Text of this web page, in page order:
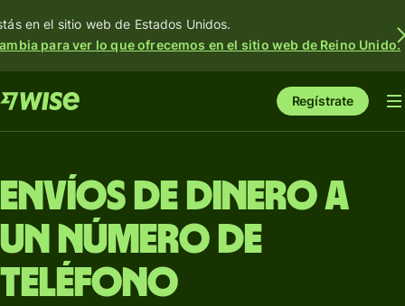
en el sitio web de Estados Unidos.
para ver lo que ofrecemos en el sitio web de Reino Unido.
Regístrate
Envíos de dinero a
un número de
teléfono